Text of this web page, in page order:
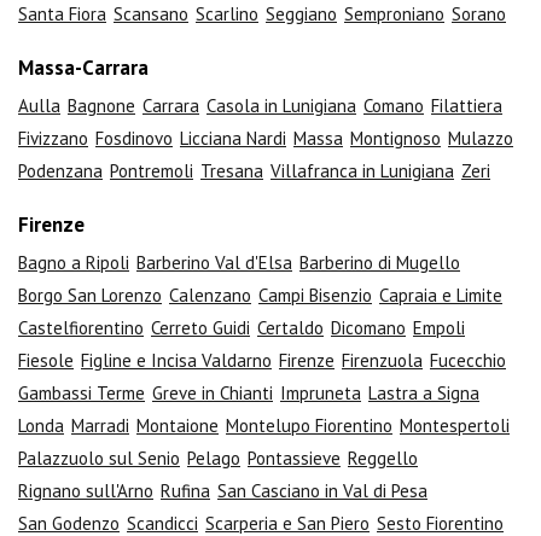
Santa Fiora Scansano Scarlino Seggiano Semproniano Sorano
Massa-Carrara
Aulla Bagnone Carrara Casola in Lunigiana Comano Filattiera
Fivizzano Fosdinovo Licciana Nardi Massa Montignoso Mulazzo
Podenzana Pontremoli Tresana Villafranca in Lunigiana Zeri
Firenze
Bagno a Ripoli Barberino Val d'Elsa Barberino di Mugello
Borgo San Lorenzo Calenzano Campi Bisenzio Capraia e Limite
Castelfiorentino Cerreto Guidi Certaldo Dicomano Empoli
Fiesole Figline e Incisa Valdarno Firenze Firenzuola Fucecchio
Gambassi Terme Greve in Chianti Impruneta Lastra a Signa
Londa Marradi Montaione Montelupo Fiorentino Montespertoli
Palazzuolo sul Senio Pelago Pontassieve Reggello
Rignano sull'Arno Rufina San Casciano in Val di Pesa
San Godenzo Scandicci Scarperia e San Piero Sesto Fiorentino